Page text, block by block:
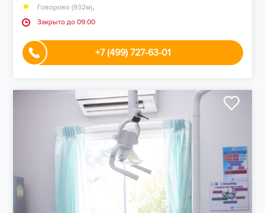
Говорово (932м),
Закрыто до 09:00
+7 (499) 727-63-01